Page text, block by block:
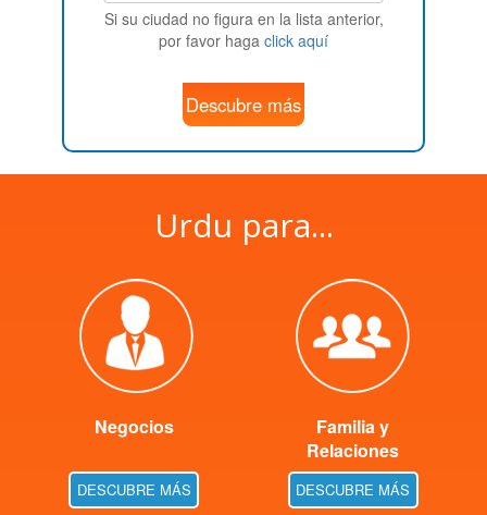
Si su ciudad no figura en la lista anterior,
por favor haga click aquí
Descubre más
Urdu para...
Negocios
DESCUBRE MÁS
Familia y
Relaciones
DESCUBRE MÁS